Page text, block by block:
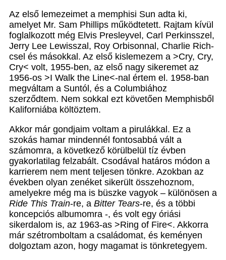
Az első lemezeimet a memphisi Sun adta ki,
amelyet Mr. Sam Phillips működtetett. Rajtam kívül
foglalkozott még Elvis Presleyvel, Carl Perkinsszel,
Jerry Lee Lewisszal, Roy Orbisonnal, Charlie Rich-
csel és másokkal. Az első kislemezem a >Cry, Cry,
Cry< volt, 1955-ben, az első nagy sikeremet az
1956-os >I Walk the Line<-nal értem el. 1958-ban
megváltam a Suntól, és a Columbiához
szerződtem. Nem sokkal ezt követően Memphisből
Kaliforniába költöztem.
Akkor már gondjaim voltam a pirulákkal. Ez a
szokás hamar mindennél fontosabbá vált a
számomra, a következő körülbelül tíz évben
gyakorlatilag felzabált. Csodával határos módon a
karrierem nem ment teljesen tönkre. Azokban az
években olyan zenéket sikerült összehoznom,
amelyekre még ma is büszke vagyok – különösen a
Ride This Train-re, a Bitter Tears-re, és a többi
koncepciós albumomra -, és volt egy óriási
sikerdalom is, az 1963-as >Ring of Fire<. Akkorra
már szétromboltam a családomat, és keményen
dolgoztam azon, hogy magamat is tönkretegyem.